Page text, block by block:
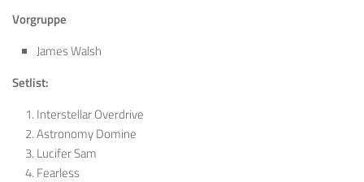
Vorgruppe
James Walsh
Setlist:
Interstellar Overdrive
Astronomy Domine
Lucifer Sam
Fearless